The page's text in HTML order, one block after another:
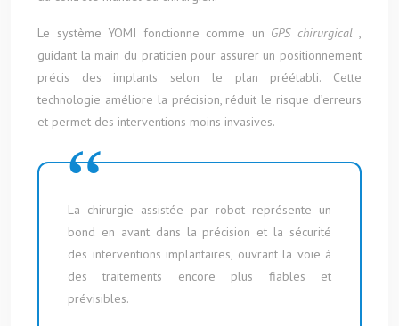
Le système YOMI fonctionne comme un GPS chirurgical ,
guidant la main du praticien pour assurer un positionnement
précis des implants selon le plan préétabli. Cette
technologie améliore la précision, réduit le risque d’erreurs
et permet des interventions moins invasives.
La chirurgie assistée par robot représente un
bond en avant dans la précision et la sécurité
des interventions implantaires, ouvrant la voie à
des traitements encore plus fiables et
prévisibles.